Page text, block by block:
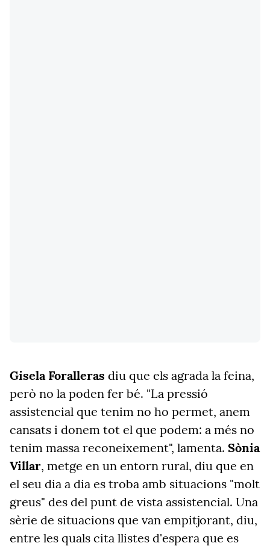
Gisela Foralleras diu que els agrada la feina,
però no la poden fer bé. "La pressió
assistencial que tenim no ho permet, anem
cansats i donem tot el que podem: a més no
tenim massa reconeixement", lamenta. Sònia
Villar, metge en un entorn rural, diu que en
el seu dia a dia es troba amb situacions "molt
greus" des del punt de vista assistencial. Una
sèrie de situacions que van empitjorant, diu,
entre les quals cita llistes d'espera que es